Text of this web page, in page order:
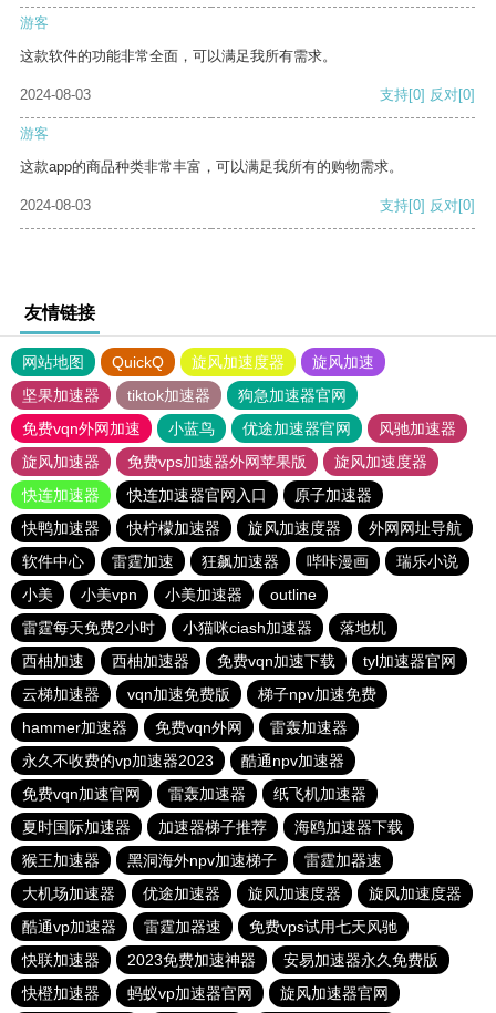
游客
这款软件的功能非常全面，可以满足我所有需求。
2024-08-03 支持[0] 反对[0]
游客
这款app的商品种类非常丰富，可以满足我所有的购物需求。
2024-08-03 支持[0] 反对[0]
友情链接
网站地图 QuickQ 旋风加速度器
旋风加速
坚果加速器
tiktok加速器
狗急加速器官网
免费vqn外网加速
小蓝鸟 优途加速器官网
风驰加速器
旋风加速器
免费vps加速器外网苹果版
旋风加速度器
快连加速器
快连加速器官网入口
原子加速器
快鸭加速器
快柠檬加速器 旋风加速度器
外网网址导航
软件中心
雷霆加速 狂飙加速器 哔咔漫画
瑞乐小说
小美
小美vpn 小美加速器
outline
雷霆每天免费2小时
小猫咪ciash加速器
落地机
西柚加速
西柚加速器 免费vqn加速下载
tyl加速器官网
云梯加速器
vqn加速免费版
梯子npv加速免费
hammer加速器
免费vqn外网
雷轰加速器
永久不收费的vp加速器2023
酷通npv加速器
免费vqn加速官网
雷轰加速器
纸飞机加速器
夏时国际加速器
加速器梯子推荐
海鸥加速器下载
猴王加速器
黑洞海外npv加速梯子
雷霆加器速
大机场加速器
优途加速器 旋风加速度器
旋风加速度器
酷通vp加速器
雷霆加器速
免费vps试用七天风驰
快联加速器
2023免费加速神器
安易加速器永久免费版
快橙加速器
蚂蚁vp加速器官网 旋风加速器官网